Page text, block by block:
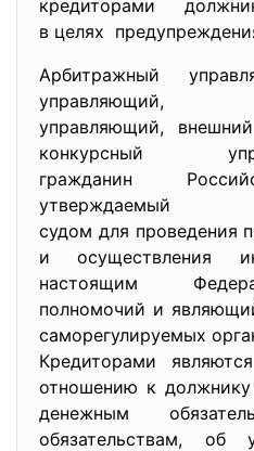
кредиторами
в целях
Арбитражный
управляющий,
управляющий,
конкурсный
гражданин
утверждаемый
судом для проведения
и осуществления
настоящим
полномочий и
саморегулируемых
Кредиторами
отношению к должнику
денежным
обязательствам, об